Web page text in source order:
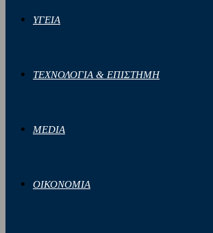
ΥΓΕΙΑ
ΤΕΧΝΟΛΟΓΙΑ & ΕΠΙΣΤΗΜΗ
MEDIA
ΟΙΚΟΝΟΜΙΑ